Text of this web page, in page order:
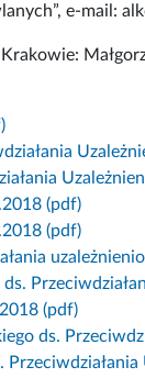
e-mail:
(pdf)
(pdf)
(pdf)
ds.